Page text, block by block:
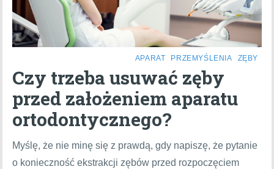
APARAT PRZEMYŚLENIA ZĘBY
Czy trzeba usuwać zęby
przed założeniem aparatu
ortodontycznego?
Myślę, że nie minę się z prawdą, gdy napiszę, że pytanie
o konieczność ekstrakcji zębów przed rozpoczęciem